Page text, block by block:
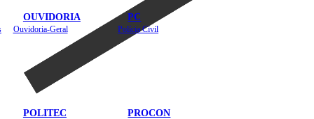
OUVIDORIA
Ouvidoria-Geral
PC
Polícia Civil
POLITEC PROCON